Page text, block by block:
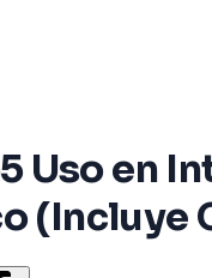
Uso en
(Incluye